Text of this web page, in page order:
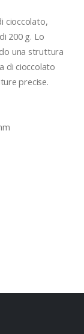
cioccolato,
200 g. Lo
una struttura
di cioccolato
precise.